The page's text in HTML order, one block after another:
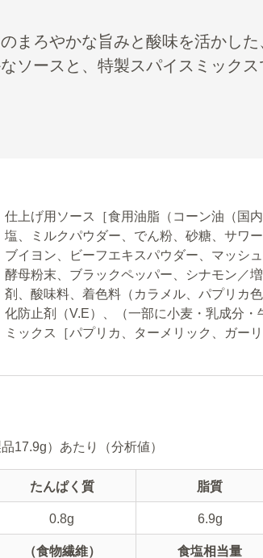
まろやかな旨みと酸味を活かし
ソースと、特製スパイスミック
仕上げ用ソース［食用油脂（コーン油（国
塩、ミルクパウダー、でん粉、砂糖、サワ
ブイヨン、ビーフエキスパウダー、マッシ
酵母粉末、ブラックペッパー、シナモン／
剤、酸味料、着色料（カラメル、パプリカ
化防止剤（V.E）、（一部に小麦・乳成分
ミックス［パプリカ、ターメリック、ガー
17.9g）あたり（分析値）
たんぱく質
0.8g
脂質
6.9g
（食物繊維） 食塩相当量